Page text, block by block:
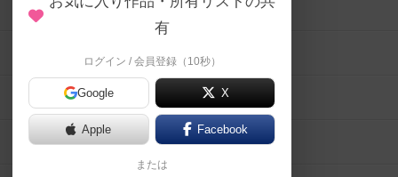
有
ログイン / 会員登録（10秒）
Google X
Apple Facebook
または
メカニクス特集
掲示板・トピックス
ボドとも・会員一覧
ボードゲーム業界コラム